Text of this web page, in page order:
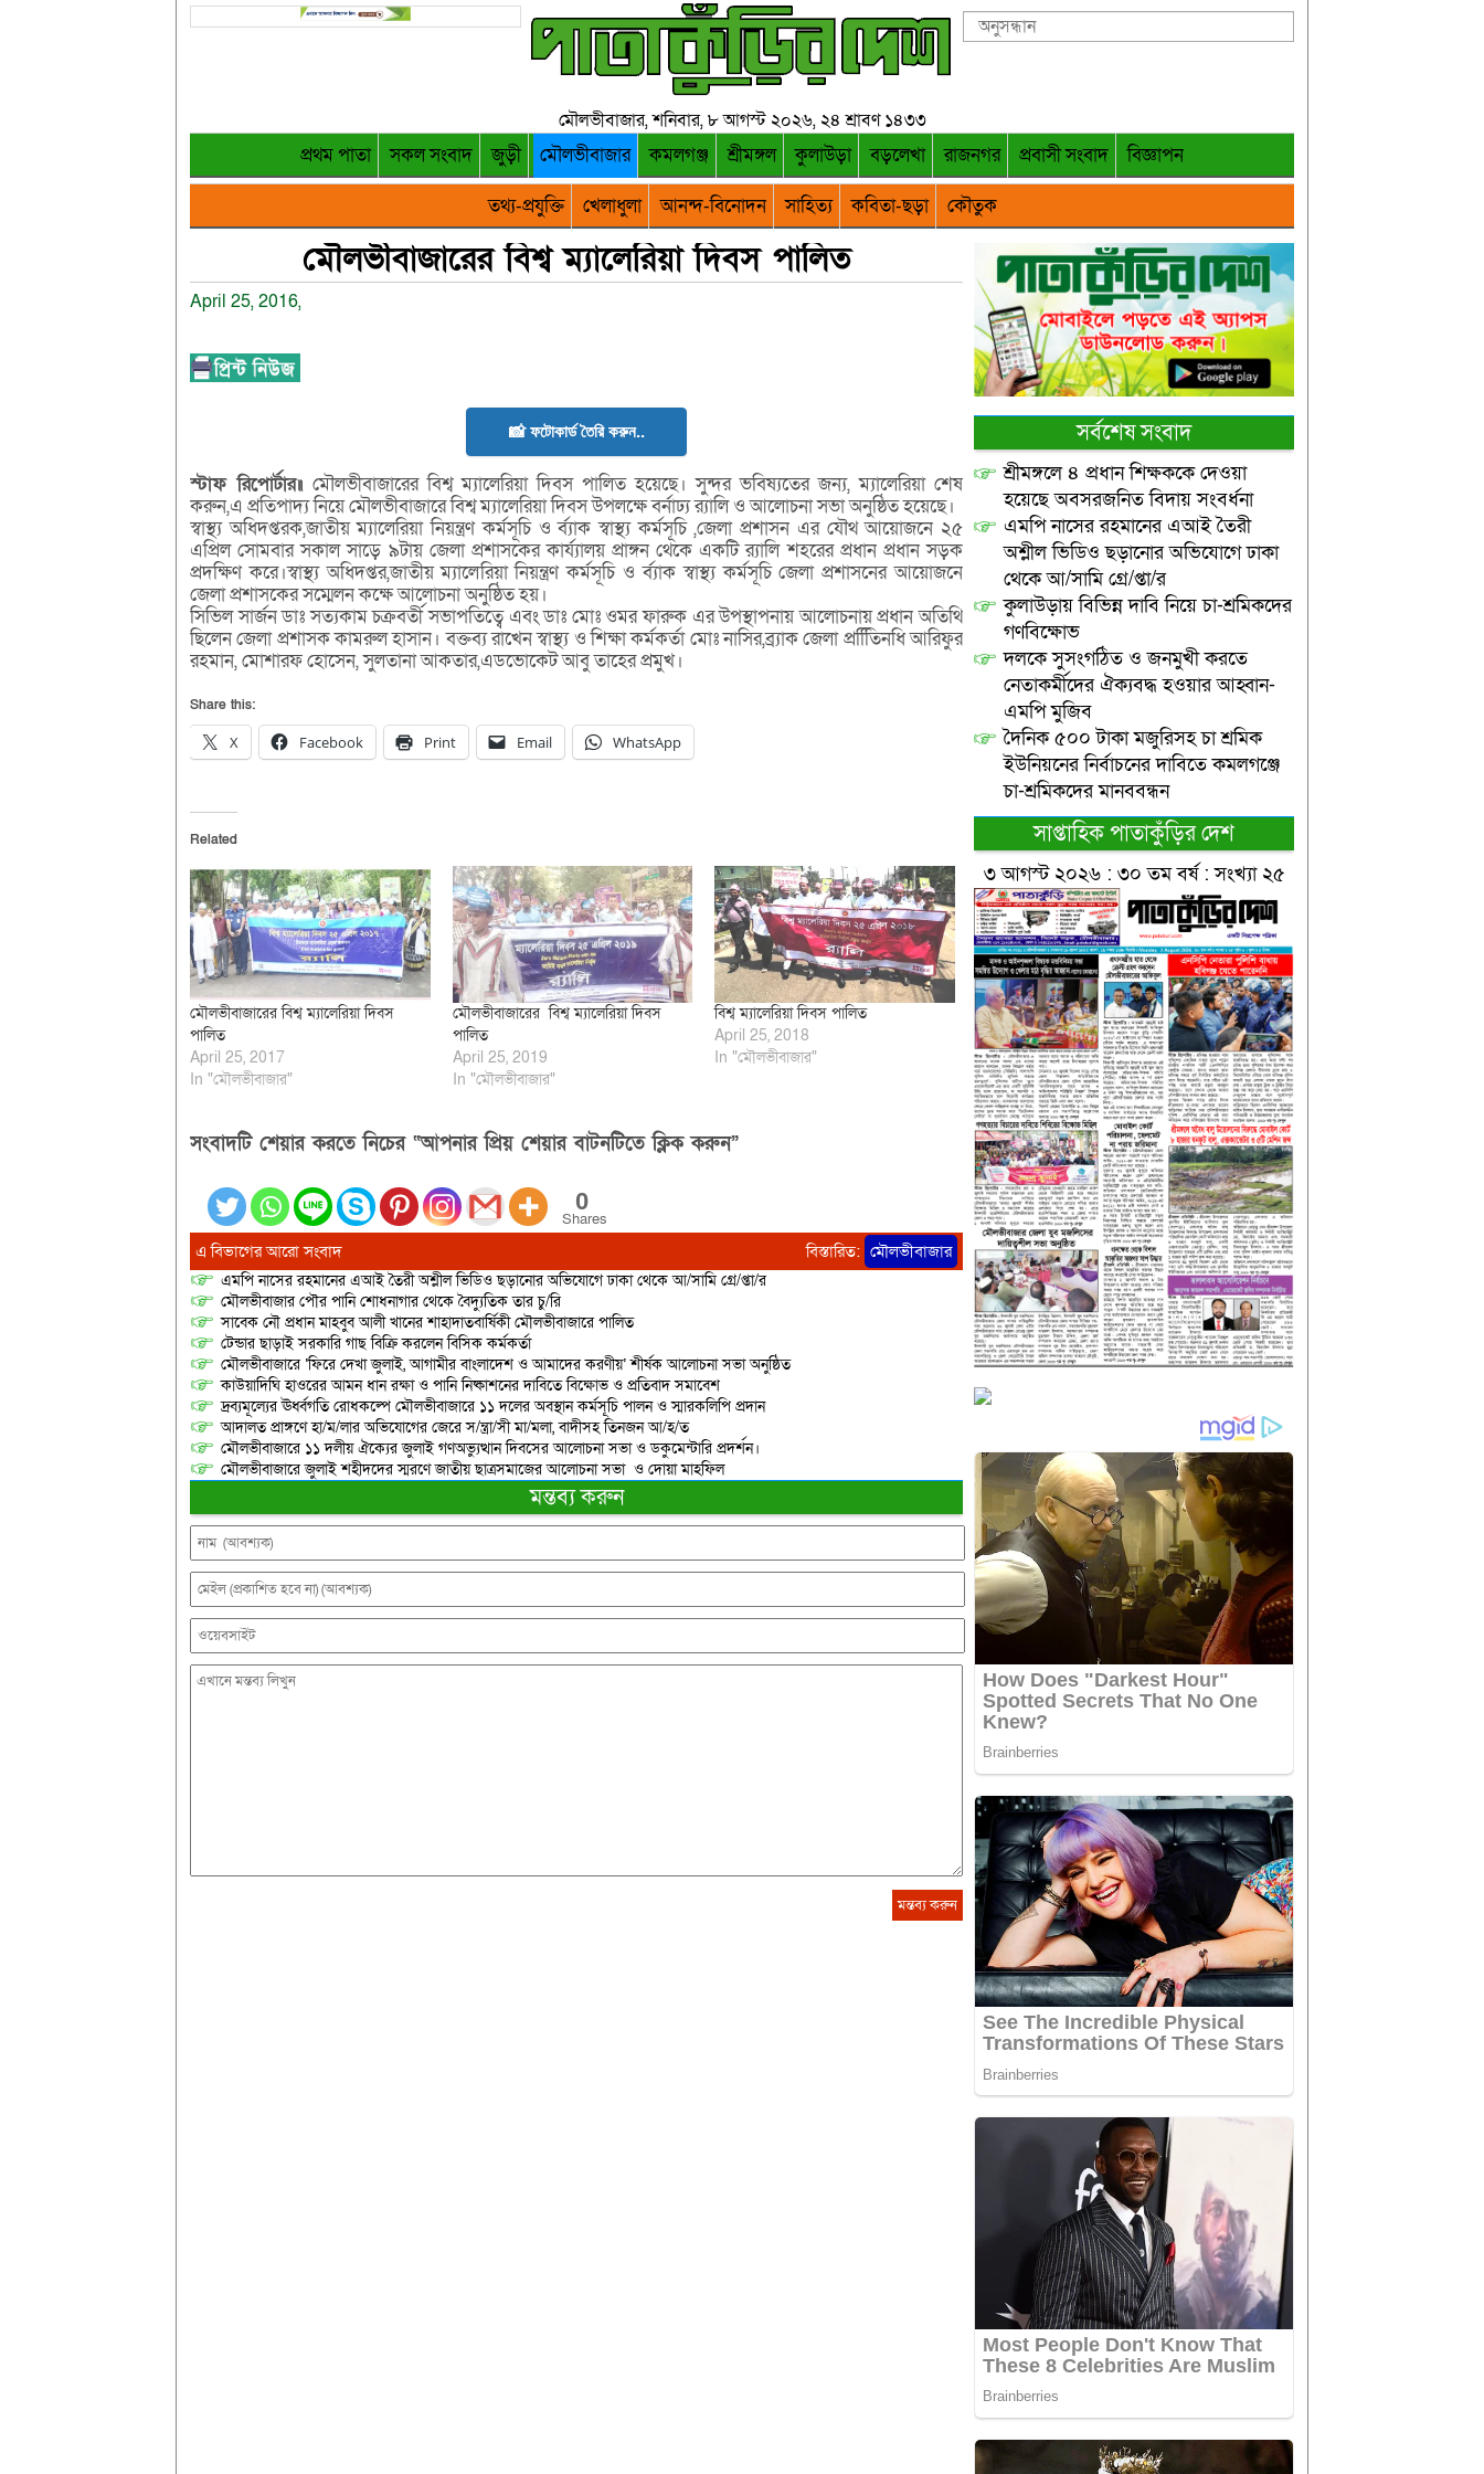
মৌলভীবাজার, শনিবার, ৮ আগস্ট ২০২৬, ২৪ শ্রাবণ ১৪৩৩
প্রথম পাতা সকল সংবাদ জুড়ী মৌলভীবাজার কমলগঞ্জ শ্রীমঙ্গল কুলাউড়া বড়লেখা রাজনগর প্রবাসী সংবাদ
বিজ্ঞাপন
তথ্য-প্রযুক্তি
খেলাধুলা আনন্দ-বিনোদন সাহিত্য কবিতা-ছড়া কৌতুক
মৌলভীবাজারের বিশ্ব ম্যালেরিয়া দিবস পালিত
April 25, 2016,
📸 ফটোকার্ড তৈরি করুন..
স্টাফ রিপোর্টার॥ মৌলভীবাজারের বিশ্ব ম্যালেরিয়া দিবস পালিত হয়েছে। সুন্দর ভবিষ্যতের জন্য, ম্যালেরিয়া শেষ
করুন,এ প্রতিপাদ্য নিয়ে মৌলভীবাজারে বিশ্ব ম্যালেরিয়া দিবস উপলক্ষে বর্নাঢ্য র‌্যালি ও আলোচনা সভা অনুষ্ঠিত হয়েছে।
স্বাস্থ্য অধিদপ্তরক,জাতীয় ম্যালেরিয়া নিয়ন্ত্রণ কর্মসূচি ও র্ব্যাক স্বাস্থ্য কর্মসূচি ,জেলা প্রশাসন এর যৌথ আয়োজনে ২৫
এপ্রিল সোমবার সকাল সাড়ে ৯টায় জেলা প্রশাসকের কার্য্যালয় প্রাঙ্গন থেকে একটি র‌্যালি শহরের প্রধান প্রধান সড়ক
প্রদক্ষিণ করে।স্বাস্থ্য অধিদপ্তর,জাতীয় ম্যালেরিয়া নিয়ন্ত্রণ কর্মসূচি ও র্ব্যাক স্বাস্থ্য কর্মসূচি জেলা প্রশাসনের আয়োজনে
জেলা প্রশাসকের সম্মেলন কক্ষে আলোচনা অনুষ্ঠিত হয়।
সিভিল সার্জন ডাঃ সত্যকাম চক্রবর্তী সভাপতিত্বে এবং ডাঃ মোঃ ওমর ফারুক এর উপস্থাপনায় আলোচনায় প্রধান অতিথি
ছিলেন জেলা প্রশাসক কামরুল হাসান। বক্তব্য রাখেন স্বাস্থ্য ও শিক্ষা কর্মকর্তা মোঃ নাসির,ব্র্যাক জেলা প্রতিিিনধি আরিফুর
রহমান, মোশারফ হোসেন, সুলতানা আকতার,এডভোকেট আবু তাহের প্রমুখ।
Share this:
X Facebook Print Email WhatsApp
Related
মৌলভীবাজারের বিশ্ব ম্যালেরিয়া দিবস
পালিত
April 25, 2017
In "মৌলভীবাজার"
মৌলভীবাজারের বিশ্ব ম্যালেরিয়া দিবস
পালিত
April 25, 2019
In "মৌলভীবাজার"
বিশ্ব ম্যালেরিয়া দিবস পালিত
April 25, 2018
In "মৌলভীবাজার"
সংবাদটি শেয়ার করতে নিচের “আপনার প্রিয় শেয়ার বাটনটিতে ক্লিক করুন”
0
Shares
এ বিভাগের আরো সংবাদ বিস্তারিত: মৌলভীবাজার
এমপি নাসের রহমানের এআই তৈরী অশ্লীল ভিডিও ছড়ানোর অভিযোগে ঢাকা থেকে আ/সামি গ্রে/প্তা/র
মৌলভীবাজার পৌর পানি শোধনাগার থেকে বৈদ্যুতিক তার চু/রি
সাবেক নৌ প্রধান মাহবুব আলী খানের শাহাদাতবার্ষিকী মৌলভীবাজারে পালিত
টেন্ডার ছাড়াই সরকারি গাছ বিক্রি করলেন বিসিক কর্মকর্তা
মৌলভীবাজারে ‘ফিরে দেখা জুলাই, আগামীর বাংলাদেশ ও আমাদের করণীয়’ শীর্ষক আলোচনা সভা অনুষ্ঠিত
কাউয়াদিঘি হাওরের আমন ধান রক্ষা ও পানি নিষ্কাশনের দাবিতে বিক্ষোভ ও প্রতিবাদ সমাবেশ
দ্রব্যমূল্যের ঊর্ধ্বগতি রোধকল্পে মৌলভীবাজারে ১১ দলের অবস্থান কর্মসূচি পালন ও স্মারকলিপি প্রদান
আদালত প্রাঙ্গণে হা/ম/লার অভিযোগের জেরে স/ন্ত্রা/সী মা/মলা, বাদীসহ তিনজন আ/হ/ত
মৌলভীবাজারে ১১ দলীয় ঐক্যের জুলাই গণঅভ্যুত্থান দিবসের আলোচনা সভা ও ডকুমেন্টারি প্রদর্শন।
মৌলভীবাজারে জুলাই শহীদদের স্মরণে জাতীয় ছাত্রসমাজের আলোচনা সভা ও দোয়া মাহফিল
মন্তব্য করুন
সর্বশেষ সংবাদ
শ্রীমঙ্গলে ৪ প্রধান শিক্ষককে দেওয়া
হয়েছে অবসরজনিত বিদায় সংবর্ধনা
এমপি নাসের রহমানের এআই তৈরী
অশ্লীল ভিডিও ছড়ানোর অভিযোগে ঢাকা
থেকে আ/সামি গ্রে/প্তা/র
কুলাউড়ায় বিভিন্ন দাবি নিয়ে চা-শ্রমিকদের
গণবিক্ষোভ
দলকে সুসংগঠিত ও জনমুখী করতে
নেতাকর্মীদের ঐক্যবদ্ধ হওয়ার আহ্বান-
এমপি মুজিব
দৈনিক ৫০০ টাকা মজুরিসহ চা শ্রমিক
ইউনিয়নের নির্বাচনের দাবিতে কমলগঞ্জে
চা-শ্রমিকদের মানববন্ধন
সাপ্তাহিক পাতাকুঁড়ির দেশ
৩ আগস্ট ২০২৬ : ৩০ তম বর্ষ : সংখ্যা ২৫